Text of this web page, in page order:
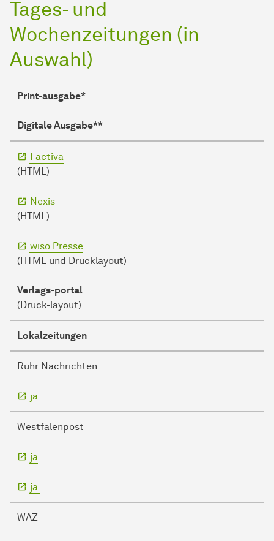
Tages- und
Wochenzeitungen (in
Auswahl)
Print-ausgabe*
Digitale Ausgabe**
Factiva
(HTML)
Nexis
(HTML)
wiso Presse
(HTML und Drucklayout)
Verlags-portal
(Druck-layout)
Lokalzeitungen
Ruhr Nachrichten
ja
Westfalenpost
ja
ja
WAZ